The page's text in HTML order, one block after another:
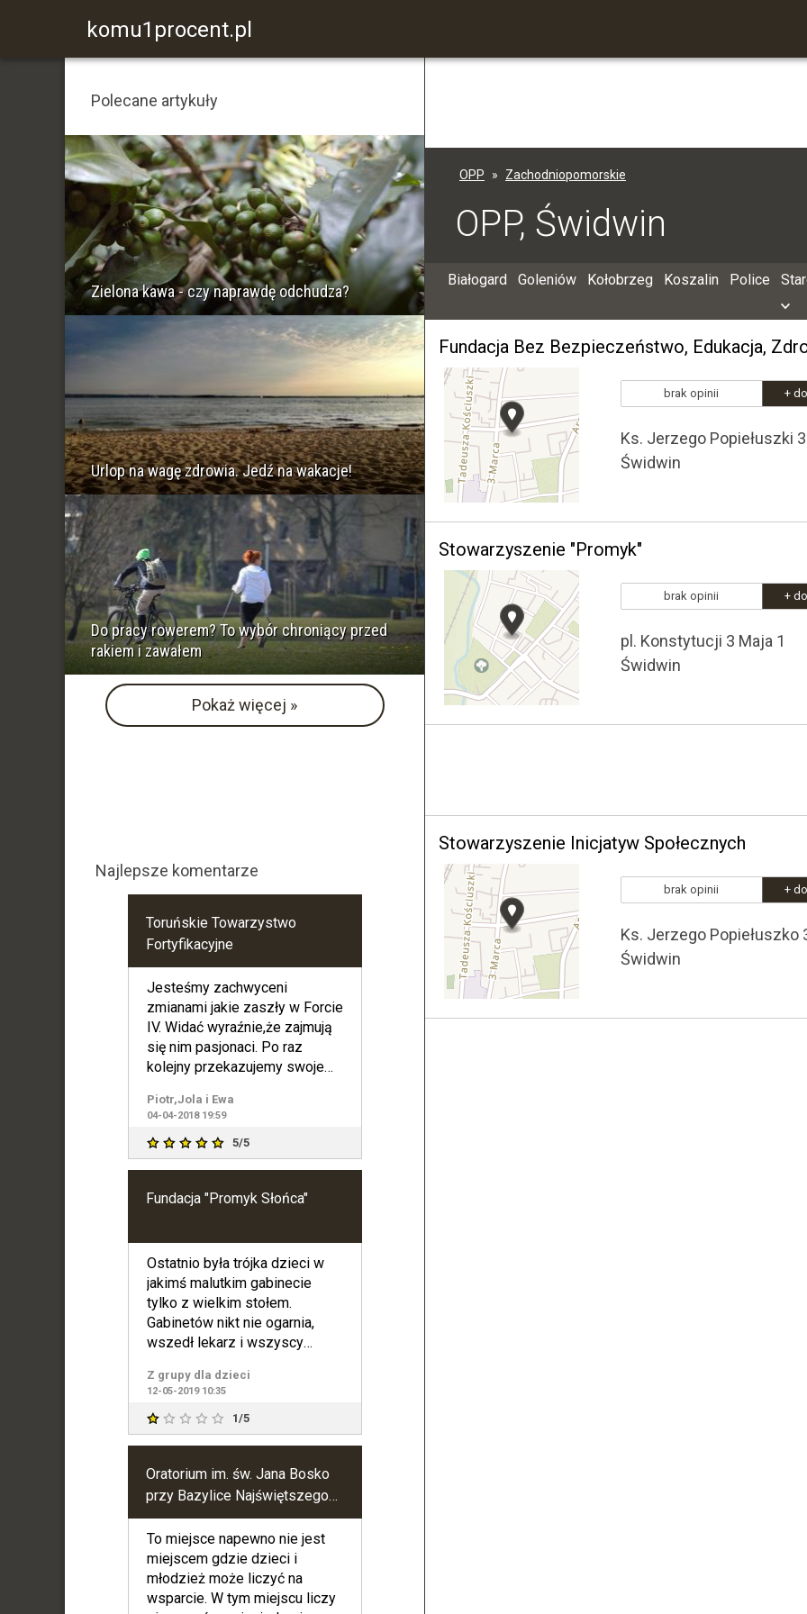
komu1procent.pl
OPP Zachodniopomorskie
OPP, Świdwin
Białogard Goleniów Kołobrzeg Koszalin Police
Fundacja Bez Bezpieczeństwo, Edukacja,
brak opinii +
Ks. Jerzego Popiełuszki
Świdwin
Stowarzyszenie "Promyk"
brak opinii +
pl. Konstytucji 3 Maja 1
Świdwin
Stowarzyszenie Inicjatyw Społecznych
brak opinii +
Ks. Jerzego Popiełuszko
Świdwin
Polecane artykuły
Zielona kawa - czy naprawdę odchudza?
Urlop na wagę zdrowia. Jedź na wakacje!
Do pracy rowerem? To wybór chroniący przed
rakiem i zawałem
Pokaż więcej »
Najlepsze komentarze
Toruńskie Towarzystwo
Fortyfikacyjne
Jesteśmy zachwyceni
zmianami jakie zaszły w Forcie
IV. Widać wyraźnie,że zajmują
się nim pasjonaci. Po raz
kolejny przekazujemy swoje
Piotr,Jola i Ewa
04-04-2018 19:59
5/5
Fundacja "Promyk Słońca"
Ostatnio była trójka dzieci w
jakimś malutkim gabinecie
tylko z wielkim stołem.
Gabinetów nikt nie ogarnia,
wszedł lekarz i wszyscy
Z grupy dla dzieci
12-05-2019 10:35
1/5
Oratorium im. św. Jana Bosko
przy Bazylice Najświętszego
Serca Jezusowego w
Warszawie
To miejsce napewno nie jest
miejscem gdzie dzieci i
młodzież może liczyć na
wsparcie. W tym miejscu liczy